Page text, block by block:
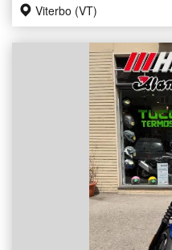
Viterbo (VT)